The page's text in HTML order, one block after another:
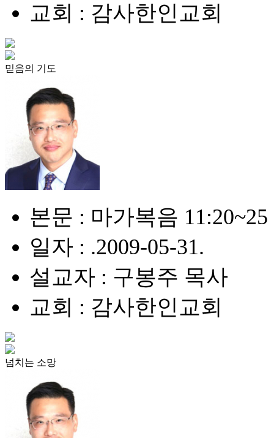
교회 : 감사한인교회
믿음의 기도
본문 : 마가복음 11:20~25
일자 : .2009-05-31.
설교자 : 구봉주 목사
교회 : 감사한인교회
넘치는 소망